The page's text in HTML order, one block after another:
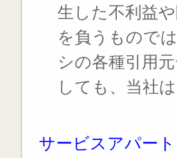
生した不利益
を負うもので
シの各種引用
しても、当社
サービスアパー